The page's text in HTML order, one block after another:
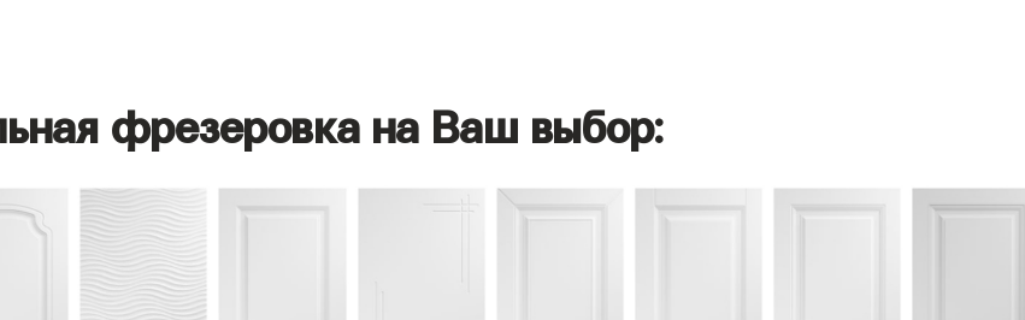
фрезеровка на Ваш выбор: